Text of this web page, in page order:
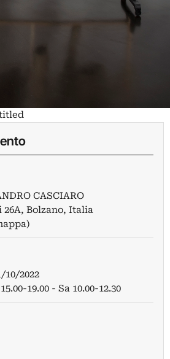
CASCIARO
Bolzano, Italia
10/2022
19.00 - Sa 10.00-12.30